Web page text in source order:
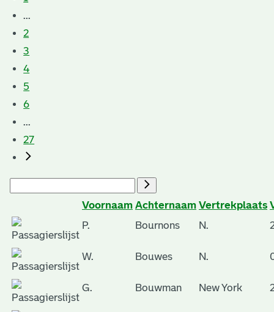
...
2
3
4
5
6
...
27
Voornaam Achternaam Vertrekplaats
P.
Bournons N.
W. Bouwes N.
G. Bouwman New York